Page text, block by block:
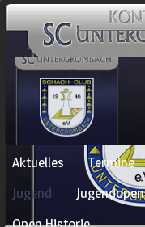
Navigation
überspringen
Aktuelles Termine
Jugend
Jugendopen